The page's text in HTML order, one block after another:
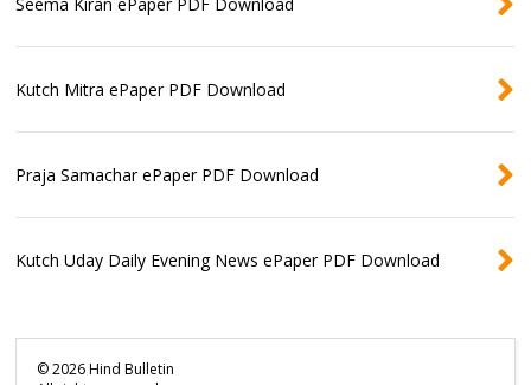
Kutch Mitra ePaper PDF Download
Praja Samachar ePaper PDF Download
Kutch Uday Daily Evening News ePaper PDF Download
©2026Hind Bulletin